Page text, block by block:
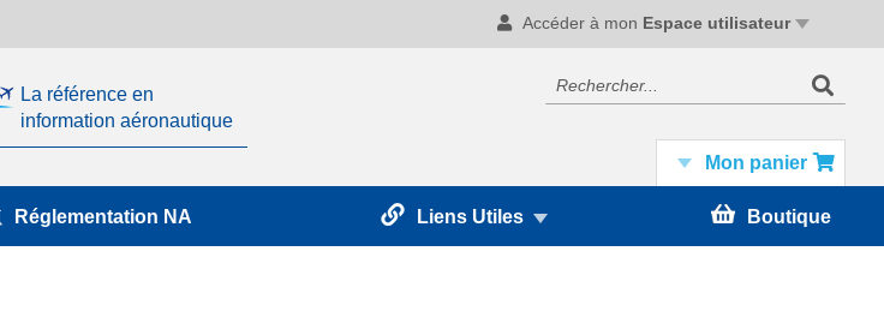
Accéder à mon Espace utilisateur
La référence en
information aéronautique
Mon panier
Réglementation NA Liens Utiles Boutique